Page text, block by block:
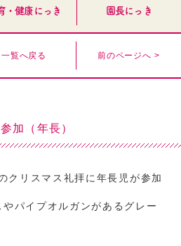
・健康にっき 園長にっき
一覧へ戻る 前のページへ >
加（年長）
クリスマス礼拝に年長児が参加
パイプオルガンがあるグレー